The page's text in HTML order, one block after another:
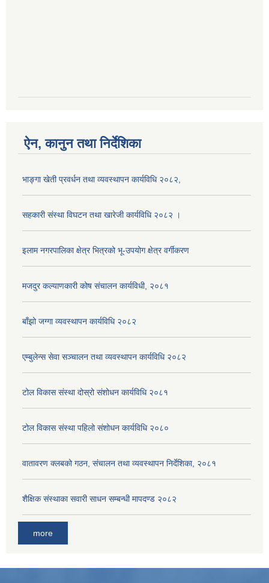
ऐन, कानुन तथा निर्देशिका
भाङ्गा खेती प्रवर्धन तथा व्यवस्थापन कार्यविधि २०८२,
सहकारी संस्था विघटन तथा खारेजी कार्यविधि २०८२ ।
इलाम नगरपालिका क्षेत्र भित्रको भू-उपयोग क्षेत्र वर्गीकरण
मजदुर कल्याणकारी कोष संचालन कार्यविधी, २०८१
बाँझो जग्गा व्यवस्थापन कार्यविधि २०८२
एम्बुलेन्स सेवा सञ्चालन तथा व्यवस्थापन कार्यविधि २०८२
टोल विकास संस्था दोस्रो संशोधन कार्यविधि २०८१
टोल विकास संस्था पहिलो संशोधन कार्यविधि २०८०
वातावरण क्लबको गठन, संचालन तथा व्यवस्थापन निर्देशिका, २०८१
शैक्षिक संस्थाका सवारी साधन सम्बन्धी मापदण्ड २०८२
more